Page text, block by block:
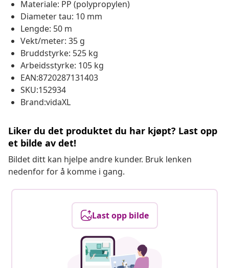
Materiale: PP (polypropylen)
Diameter tau: 10 mm
Lengde: 50 m
Vekt/meter: 35 g
Bruddstyrke: 525 kg
Arbeidsstyrke: 105 kg
EAN:8720287131403
SKU:152934
Brand:vidaXL
Liker du det produktet du har kjøpt? Last opp
et bilde av det!
Bildet ditt kan hjelpe andre kunder. Bruk lenken
nedenfor for å komme i gang.
Last opp bilde